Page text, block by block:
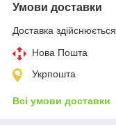
Умови доставки
Доставка
Нова Пошта
Укрпошта
Всі умови доставки